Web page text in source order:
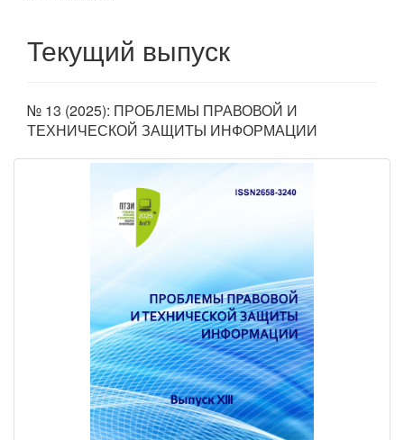
Текущий выпуск
№ 13 (2025): ПРОБЛЕМЫ ПРАВОВОЙ И
ТЕХНИЧЕСКОЙ ЗАЩИТЫ ИНФОРМАЦИИ